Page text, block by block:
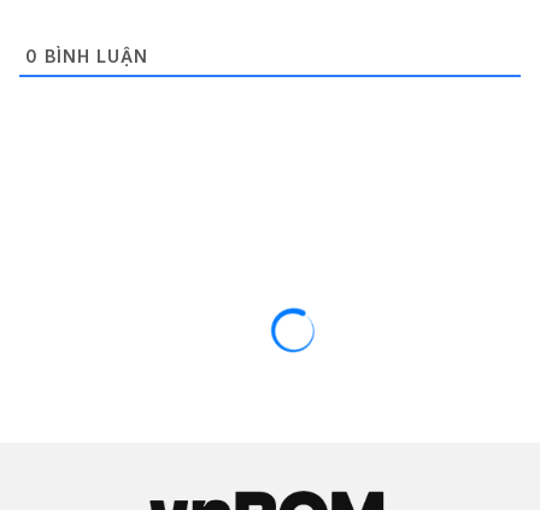
0 BÌNH LUẬN
(Tổng hợp) ROM / firmware stock cho